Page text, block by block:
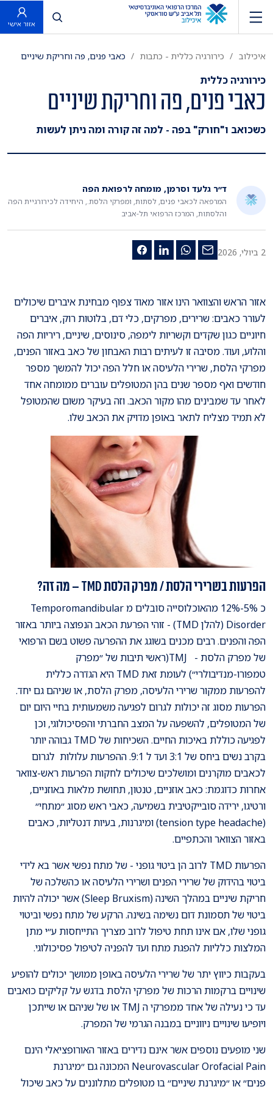
פתח חיפוש
אזור אישי
איכילוב כירורגיה כללית - כתבות כאבי פנים, פה וחריקת שיניים
כירורגיה כללית
כאבי פנים, פה וחריקת שיניים
כשכואב ו"חורק" בפה - למה זה קורה ומה ניתן לעשות
ד״ר גלעד וסרמן, מומחה לרפואת הפה
המרפאה לכאבי פנים, לסתות, ומפרקי הלסת., היחידה לכירורגיית הפה
והלסתות, המרכז הרפואי תל-אביב
2 ביולי, 2026
אזור הראש והצוואר הינו אזור מאוד צפוף מבחינת איברים שיכולים
לעורר כאבים: שרירים, מפרקים, כלי דם, בלוטות רוק, איברים
חיוניים כגון שקדים וקשריות לימפה, סינוסים, שיניים, ריריות הפה
והלוע, ועוד. מסיבה זו לעיתים רבות האבחון של כאב באזור הפנים,
מפרקי הלסת, שרירי הלעיסה או חלל הפה יכול להמשך מספר
חודשים ואף מספר שנים בהן המטופלים עוברים ממומחה אחד
לאחר עד שמבינים מהו מקור הכאב. וזה בעיקר משום שהמטופל
לא תמיד מצליח לתאר באופן מדויק את הכאב שלו.
הפרעות בשרירי הלסת / מפרק הלסת TMD – מה זה?
כ 5%-12% מהאוכלוסייה סובלים מ Temporomandibular
Disorder (להלן TMD) - זוהי הפרעת הכאב הנפוצה ביותר באזור
הפה והפנים. רבים מכנים בשוגג את ההפרעה פשוט בשם הרפואי
של מפרק הלסת - TMJ(ראשי תיבות של ״מפרק
טמפורו-מנדיבולרי״) לעומת זאת TMD היא הגדרה כללית
להפרעות ממקור שרירי הלעיסה, מפרק הלסת, או שניהם גם יחד.
הפרעות מסוג זה יכולות לגרום לפגיעה משמעותית בחיי היום יום
של המטופלים, להשפעה על המצב החברתי והפסיכולוגי, וכן
לפגיעה כוללת באיכות החיים. השכיחות של TMD גבוהה יותר
בקרב נשים ביחס של 3:1 ועד ל 9:1. ההפרעות עלולות לגרום
לכאבים מוקרנים ומושלכים שיכולים לחקות הפרעות ראש-צוואר
אחרות כדוגמת: כאב אוזניים, טנטון, תחושת מלאות באוזניים,
ורטיגו, ירידה סובייקטיבית בשמיעה, כאבי ראש מסוג ״מתחי״
(tension type headache) ומיגרנות, בעיות דנטליות, כאבים
באזור הצוואר והכתפיים.
הפרעות TMD לרוב הן ביטוי גופני - של מתח נפשי אשר בא לידי
ביטוי בהידוק של שרירי הפנים ושרירי הלעיסה או כהשלכה של
חריקת שיניים במהלך השינה (Sleep Bruxism) אשר יכולה להיות
ביטוי של תסמונת דום נשימה בשינה. הרקע של מתח נפשי וביטוי
גופני שלו, אם אינו תחת טיפול לרוב מצריך התייחסות ע״י מתן
המלצות כלליות להפגת מתח ועד להפניה לטיפול פסיכולוגי.
בעקבות כיווץ יתר של שרירי הלעיסה באופן ממושך יכולים להופיע
שינויים ברקמות הרכות של מפרקי הלסת בדגש על קליקים כואבים
עד כי נעילה של אחד ממפרקי ה TMJ או של שניהם או שייתכן
ויופיעו שינויים ניווניים במבנה הגרמי של המפרק.
שני מופעים נוספים אשר אינם נדירים באזור האורופציאלי הינם
Neurovascular Orofacial Pain המכונה גם ״מיגרנת
פנים״ או ״מיגרנת שיניים״ בו מטופלים מתלוננים על כאב שיכול